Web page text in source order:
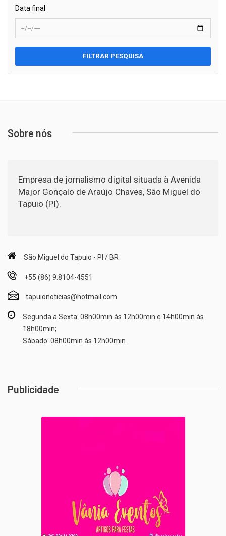
Data final
FILTRAR PESQUISA
Sobre nós
Empresa de jornalismo digital situada à Avenida
Major Gonçalo de Araújo Chaves, São Miguel do
Tapuio (PI).
São Miguel do Tapuio - PI / BR
+55 (86) 9.8104-4551
tapuionoticias@hotmail.com
Segunda a Sexta: 08h00min às 12h00min e 14h00min às
18h00min;
Sábado: 08h00min às 12h00min.
Publicidade